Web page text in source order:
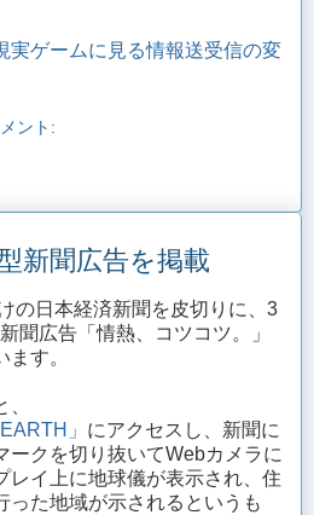
実ゲームに見る情報送受信の変
ント:
新聞広告を掲載
の日本経済新聞を皮切りに、3
聞広告「情熱、コツコツ。」
す。
」 にアクセスし、新聞に
ークを切り抜いてWebカメラに
レイ上に地球儀が表示され、住
った地域が示されるというも